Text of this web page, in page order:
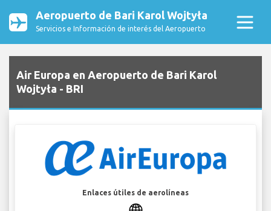
Aeropuerto de Bari Karol Wojtyła
Servicios e Información de interés del Aeropuerto
Air Europa en Aeropuerto de Bari Karol
Wojtyła - BRI
Enlaces útiles de aerolíneas